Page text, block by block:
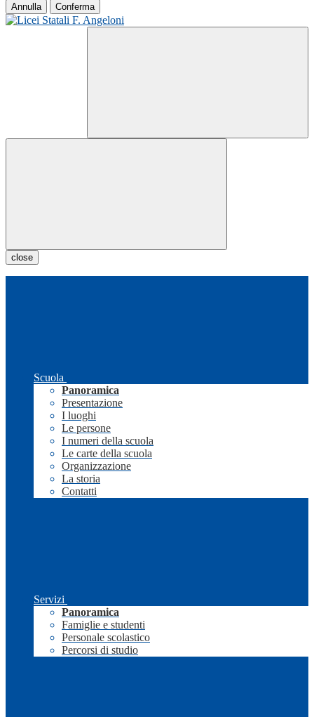
Annulla Conferma
close
Scuola
Panoramica
Presentazione
I luoghi
Le persone
I numeri della scuola
Le carte della scuola
Organizzazione
La storia
Contatti
Servizi
Panoramica
Famiglie e studenti
Personale scolastico
Percorsi di studio